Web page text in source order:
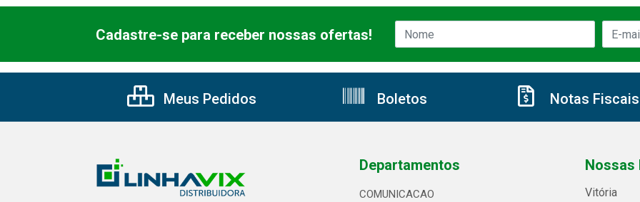
Cadastre-se para receber nossas ofertas!
Meus Pedidos Boletos Notas Fiscais
Departamentos
COMUNICACAO
Nossas
Vitória